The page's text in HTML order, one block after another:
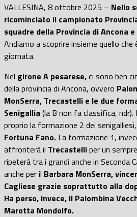
VALLESINA, 8 ottobre 2025 – Nello
ricominciato il campionato
squadre della Provincia di Ancona
Andiamo a scoprire insieme quello che
giornata.
Nel girone A pesarese,ci sono ben
della provincia di Ancona, ovvero
MonSerra, Trecastelli e le due
Senigallia (la B non fa classifica,
proprio la formazione 2 dei
Fortuna Fano. La formazione 1,
affronterà il Trecastelliper un
ripeterà tra i grandi anche in Seconda
anche per il Barbara MonSerra,
Cagliese grazie soprattutto alla
Ha perso, invece, il Palombina
Marotta Mondolfo.